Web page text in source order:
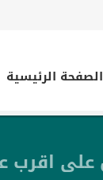
الصفحة الرئيسية
اقرب